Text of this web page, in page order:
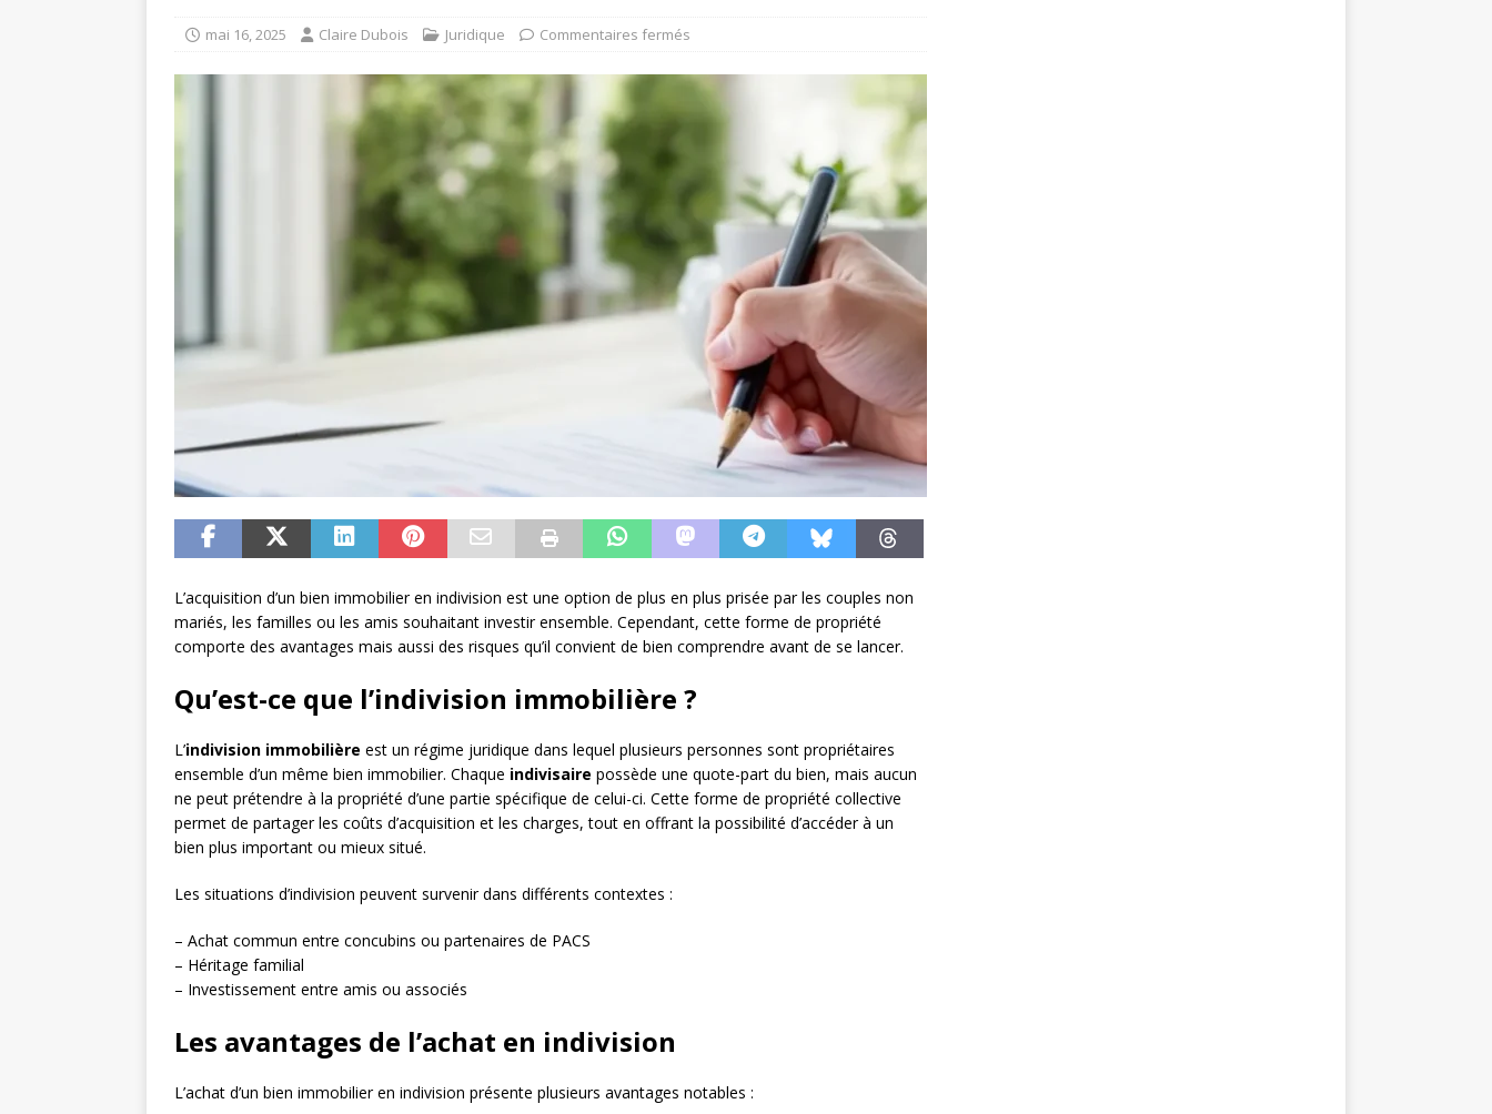
mai 16, 2025 Claire Dubois Juridique Commentaires fermés
L’acquisition d’un bien immobilier en indivision est une option de plus en plus prisée par les couples non
mariés, les familles ou les amis souhaitant investir ensemble. Cependant, cette forme de propriété
comporte des avantages mais aussi des risques qu’il convient de bien comprendre avant de se lancer.
Qu’est-ce que l’indivision immobilière ?
L’indivision immobilière est un régime juridique dans lequel plusieurs personnes sont propriétaires
ensemble d’un même bien immobilier. Chaque indivisaire possède une quote-part du bien, mais aucun
ne peut prétendre à la propriété d’une partie spécifique de celui-ci. Cette forme de propriété collective
permet de partager les coûts d’acquisition et les charges, tout en offrant la possibilité d’accéder à un
bien plus important ou mieux situé.
Les situations d’indivision peuvent survenir dans différents contextes :
– Achat commun entre concubins ou partenaires de PACS
– Héritage familial
– Investissement entre amis ou associés
Les avantages de l’achat en indivision
L’achat d’un bien immobilier en indivision présente plusieurs avantages notables :